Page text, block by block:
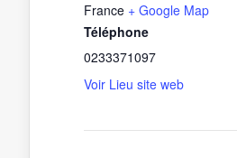
France + Google Map
Téléphone
0233371097
Voir Lieu site web